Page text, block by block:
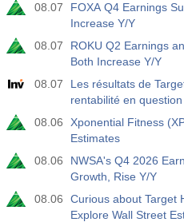
08.07
FOXA Q4 Earnings
Increase Y/Y
08.07
ROKU Q2 Earnings
Both Increase Y/Y
08.07
Les résultats de
rentabilité en question
08.06
Xponential Fitness
Estimates
08.06
NWSA's Q4 2026
Growth, Rise Y/Y
08.06
Curious about Target
Explore Wall Street